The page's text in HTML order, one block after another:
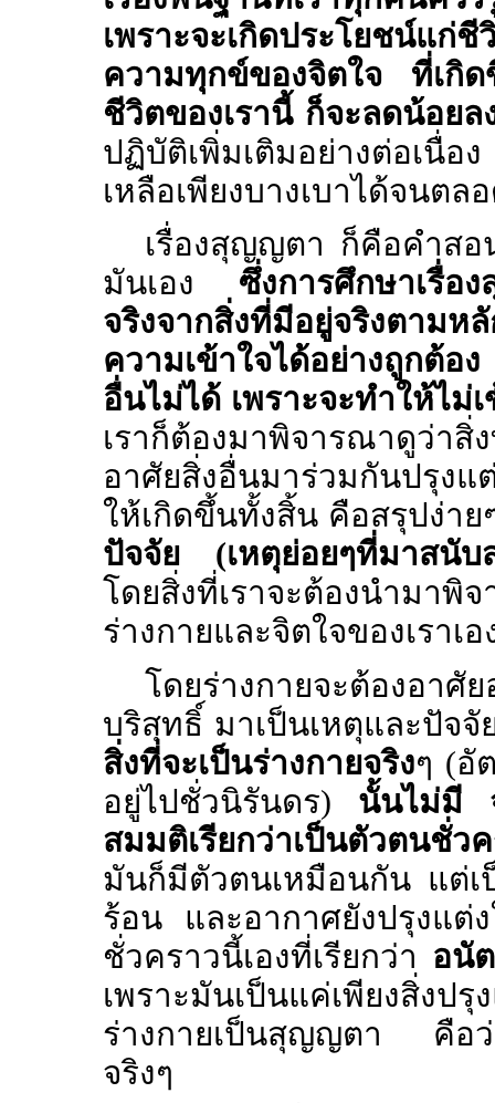
เพราะจะเกิดประโยชน์แ
ความทุกข์ของจิตใจ ที่เกิด
ชีวิตของเรานี้ ก็จะลดน้อยล
ปฏิบัติเพิ่มเติมอย่างต่อเนื่
เหลือเพียงบางเบาได้จนต
เรื่องสุญญตา ก็คือคำสอ
มันเอง ซึ่งการศึกษาเรื่อ
จริงจากสิ่งที่มีอยู่จริงตาม
ความเข้าใจได้อย่างถูกต้
อื่นไม่ได้ เพราะจะทำให้ไม่
เราก็ต้องมาพิจารณาดูว่า
อาศัยสิ่งอื่นมาร่วมกันปรุง
ให้เกิดขึ้นทั้งสิ้น คือสรุปง่า
ปัจจัย (เหตุย่อยๆที่มาสนั
โดยสิ่งที่เราจะต้องนำมา
ร่างกายและจิตใจของเราเอ
โดยร่างกายจะต้องอา
บริสุทธิ์ มาเป็นเหตุและปัจ
สิ่งที่จะเป็นร่างกายจริงๆ (อั
อยู่ไปชั่วนิรันดร) นั้นไม่มี
สมมติเรียกว่าเป็นตัวตนชั่ว
มันก็มีตัวตนเหมือนกัน แต่เ
ร้อน และอากาศยังปรุงแต่
ชั่วคราวนี้เองที่เรียกว่า อนั
เพราะมันเป็นแค่เพียงสิ่งป
ร่างกายเป็นสุญญตา คือว่า
จริงๆ